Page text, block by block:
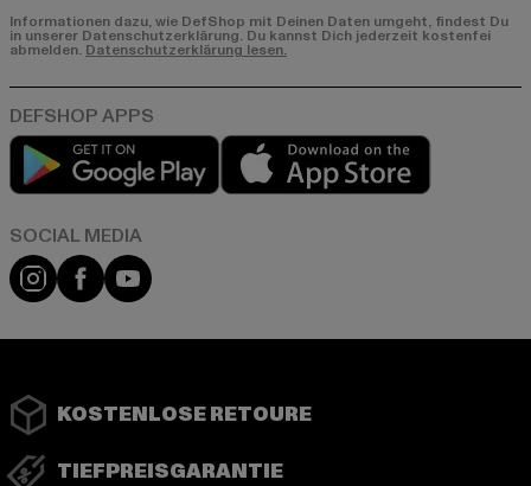
Informationen dazu, wie DefShop mit Deinen Daten umgeht, findest Du
in unserer Datenschutzerklärung. Du kannst Dich jederzeit kostenfei
abmelden. Datenschutzerklärung lesen.
Play market
Instagram
FacebookYouTube
KOSTENLOSE RETOURE
TIEFPREISGARANTIE